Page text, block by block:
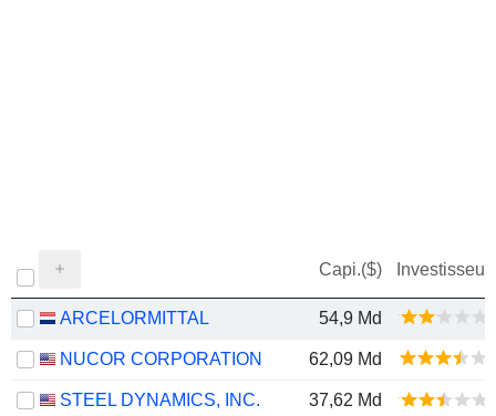
Capi.($) Investisseur
ARCELORMITTAL 54,9 Md
NUCOR CORPORATION 62,09 Md
STEEL DYNAMICS, INC. 37,62 Md